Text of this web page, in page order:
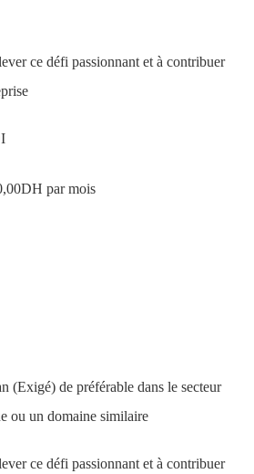
ce défi passionnant et à contribuer
par mois
(Exigé) de préférable dans le secteur
ou un domaine similaire
ce défi passionnant et à contribuer